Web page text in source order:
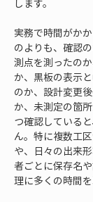
します。
実務で時間がか
のよりも、確認
測点を測ったの
か、黒板の表示
のか、設計変更
か、未測定の箇
つ確認している
ん。特に複数工
や、日々の出来
者ごとに保存名
理に多くの時間を